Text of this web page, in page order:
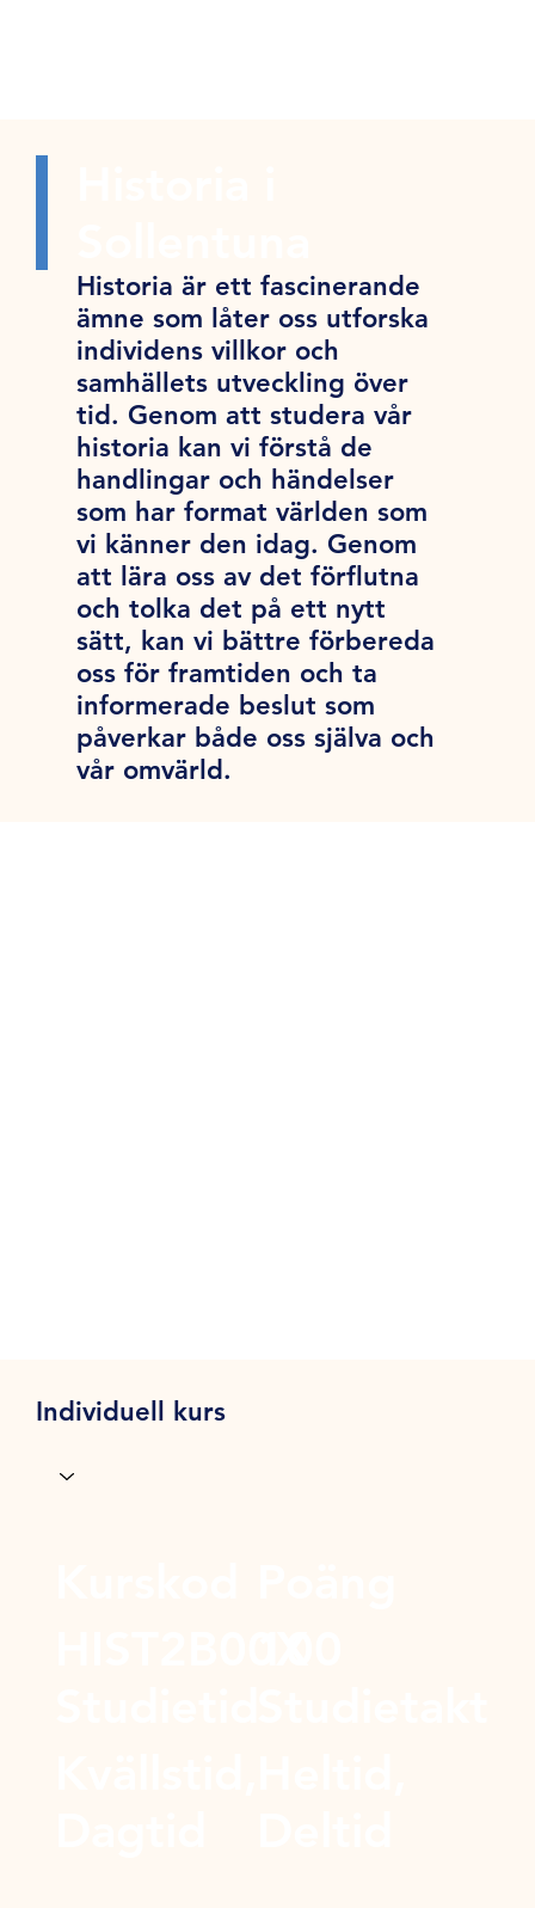
Historia är ett fascinerande
ämne som låter oss utforska
individens villkor och
samhällets utveckling över
tid. Genom att studera vår
historia kan vi förstå de
handlingar och händelser
som har format världen som
vi känner den idag. Genom
att lära oss av det förflutna
och tolka det på ett nytt
sätt, kan vi bättre förbereda
oss för framtiden och ta
informerade beslut som
påverkar både oss själva och
vår omvärld.
Individuell kurs